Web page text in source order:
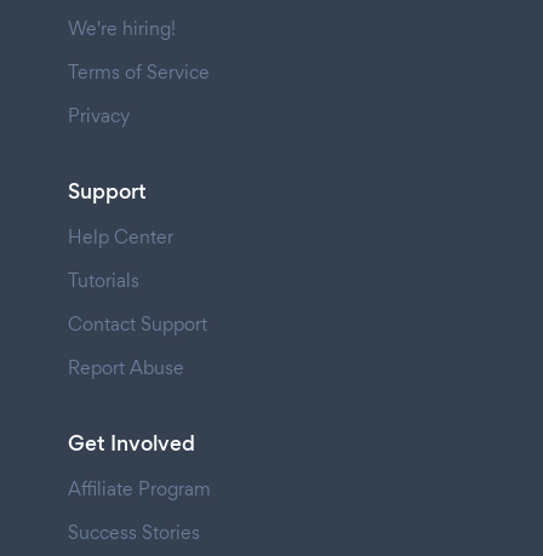
We're hiring!
Terms of Service
Privacy
Support
Help Center
Tutorials
Contact Support
Report Abuse
Get Involved
Affiliate Program
Success Stories